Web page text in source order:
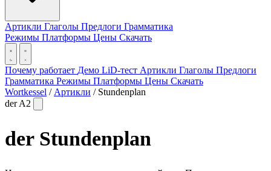
Артикли Глаголы Предлоги Грамматика
Режимы Платформы Цены Скачать
Почему работает Демо LiD-тест Артикли Глаголы Предлоги
Грамматика Режимы Платформы Цены Скачать
Wortkessel / Артикли / Stundenplan
derA2
derStundenplan